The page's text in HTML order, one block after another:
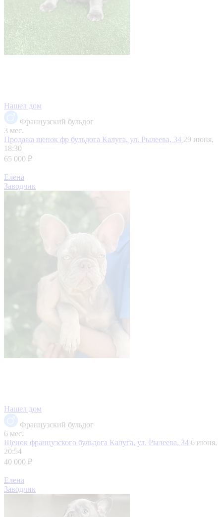
Нашел дом
Французский бульдог
3 мес.
Продажа щенок фр бульдога Калуга, ул. Рылеева, 34 29 июня,
18:30
65 000 ₽
Елена
Заводчик
Нашел дом
Французский бульдог
6 мес.
Щенок французского бульдога Калуга, ул. Рылеева, 34 6 июня,
20:54
40 000 ₽
Елена
Заводчик